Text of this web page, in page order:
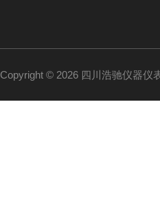
Copyright © 2026 四川浩驰仪器